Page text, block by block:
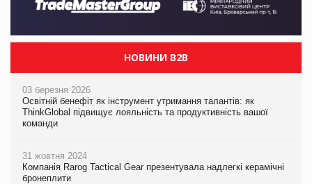
НОВИНИ B2B
03 березня 2026
Освітній бенефіт як інструмент утримання талантів: як
ThinkGlobal підвищує лояльність та продуктивність вашої
команди
31 жовтня 2024
Компанія Rarog Tactical Gear презентувала надлегкі керамічні
бронеплити